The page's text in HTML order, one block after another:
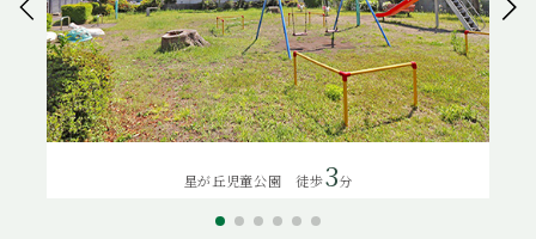
星が丘児童公園 徒歩3分